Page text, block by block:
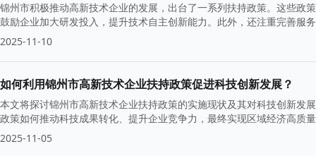
锦州市积极推动高新技术企业的发展，出台了一系列扶持政策。这些政
鼓励企业加大研发投入，提升技术自主创新能力。此外，还注重完善服
2025-11-10
如何利用锦州市高新技术企业扶持政策促进科技创新发展？
本文将探讨锦州市高新技术企业扶持政策的实施现状及其对科技创新发
政策如何推动科技成果转化、提升企业竞争力，最终实现区域经济高质
2025-11-05